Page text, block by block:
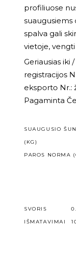
profiliuose
suaugusiems
spalva gali
vietoje,
Geriausias iki
registracijos
eksporto Nr.:
Pagaminta
SUAUGUSIO
(KG)
PAROS NORMA
SVORIS
IŠMATAVIMAI